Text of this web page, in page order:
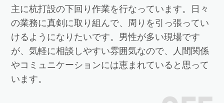
主に杭打設の下回り作業を行なっています。日々
の業務に真剣に取り組んで、周りを引っ張ってい
けるようになりたいです。男性が多い現場です
が、気軽に相談しやすい雰囲気なので、人間関係
やコミュニケーションには恵まれていると思って
います。